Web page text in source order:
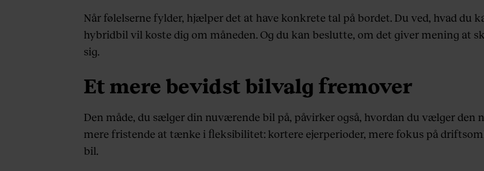
Når følelserne fylder, hjælper det at have konkrete tal på bordet. Du ved, hvad du
hybridbil vil koste dig om måneden. Og du kan beslutte, om det giver mening at
sig.
Et mere bevidst bilvalg fremover
Den måde, du sælger din nuværende bil på, påvirker også, hvordan du vælger den
mere fristende at tænke i fleksibilitet: kortere ejerperioder, mere fokus på
bil.